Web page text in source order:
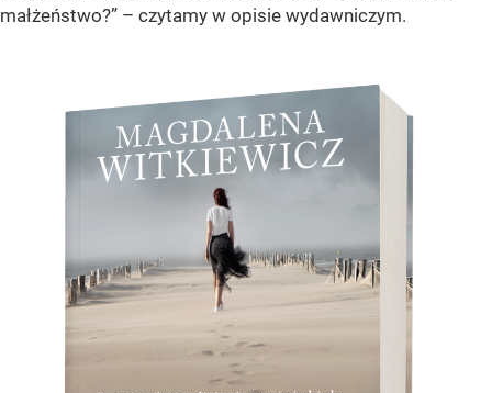
małżeństwo?” – czytamy w opisie wydawniczym.